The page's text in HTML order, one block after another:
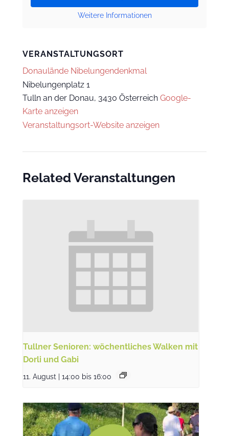
VERANSTALTUNGSORT
Donaulände Nibelungendenkmal
Nibelungenplatz 1
Tulln an der Donau, 3430 Österreich Google-
Karte anzeigen
Veranstaltungsort-Website anzeigen
Weitere Informationen
Related Veranstaltungen
Tullner Senioren: wöchentliches Walken mit
Dorli und Gabi
11. August | 14:00 bis 16:00